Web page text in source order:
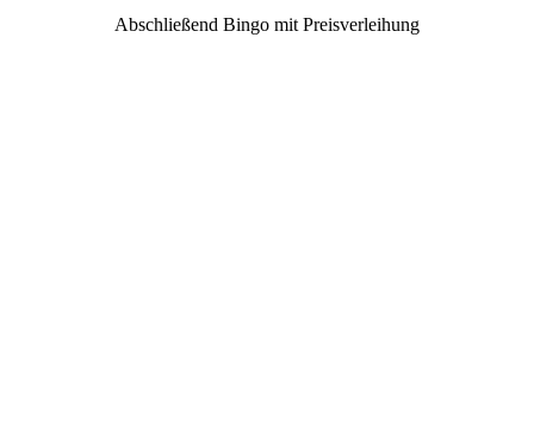
Abschließend Bingo mit Preisverleihung